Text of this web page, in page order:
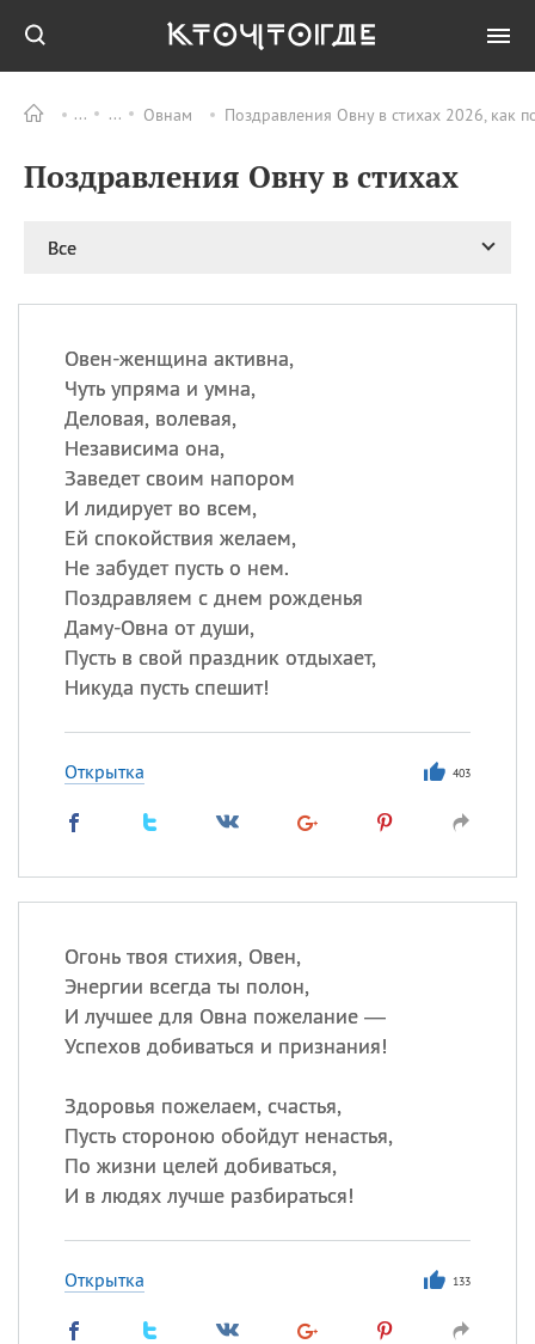
Овнам Поздравления Овну в стихах 2026, как
Поздравления Овну в стихах
Все
Овен-женщина активна,
Чуть упряма и умна,
Деловая, волевая,
Независима она,
Заведет своим напором
И лидирует во всем,
Ей спокойствия желаем,
Не забудет пусть о нем.
Поздравляем с днем рожденья
Даму-Овна от души,
Пусть в свой праздник отдыхает,
Никуда пусть спешит!
Открытка 403
Огонь твоя стихия, Овен,
Энергии всегда ты полон,
И лучшее для Овна пожелание —
Успехов добиваться и признания!
Здоровья пожелаем, счастья,
Пусть стороною обойдут ненастья,
По жизни целей добиваться,
И в людях лучше разбираться!
Открытка 133
ПРАЗДНИКИ Все
11.08 Рождество святителя
Николая Чудотворца
ИМЕНА
Сегодня празднуют именины
Акакий,Василий
Алена,Анастасия,